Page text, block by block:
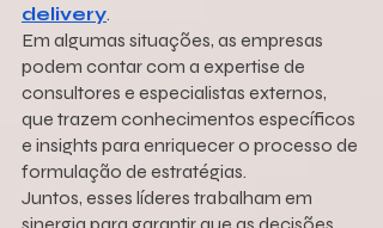
delivery.
Em algumas situações, as empresas
podem contar com a expertise de
consultores e especialistas externos,
que trazem conhecimentos específicos
e insights para enriquecer o processo de
formulação de estratégias.
Juntos, esses líderes trabalham em